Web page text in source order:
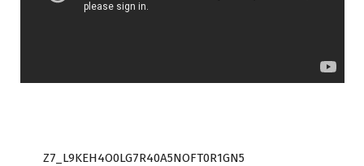
Z7_L9KEH4O0LG7R40A5NOFT0R1GN5